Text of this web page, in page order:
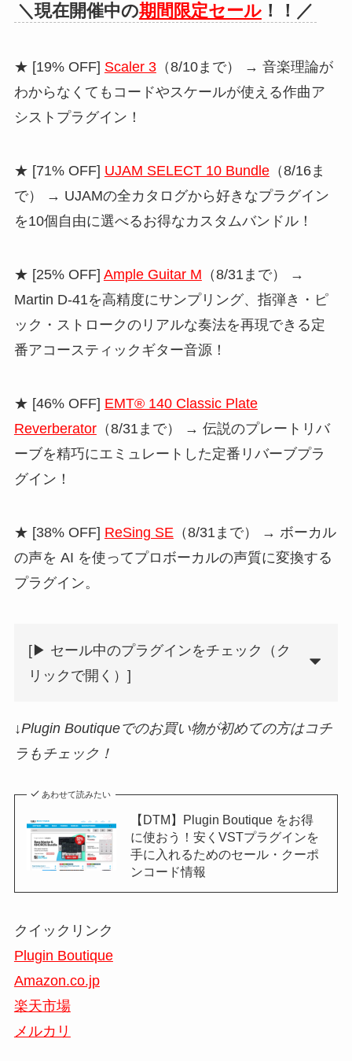
＼現在開催中の期間限定セール！！／
★ [19% OFF] Scaler 3（8/10まで） → 音楽理論が
わからなくてもコードやスケールが使える作曲ア
シストプラグイン！
★ [71% OFF] UJAM SELECT 10 Bundle（8/16ま
で） → UJAMの全カタログから好きなプラグイン
を10個自由に選べるお得なカスタムバンドル！
★ [25% OFF] Ample Guitar M （8/31まで） →
Martin D-41を高精度にサンプリング、指弾き・ピ
ック・ストロークのリアルな奏法を再現できる定
番アコースティックギター音源！
★ [46% OFF] EMT® 140 Classic Plate
Reverberator（8/31まで） → 伝説のプレートリバ
ーブを精巧にエミュレートした定番リバーブプラ
グイン！
★ [38% OFF] ReSing SE （8/31まで） → ボーカル
の声を AI を使ってプロボーカルの声質に変換する
プラグイン。
[▶︎ セール中のプラグインをチェック（ク
リックで開く）]
↓Plugin Boutiqueでのお買い物が初めての方はコチ
ラもチェック！
あわせて読みたい
【DTM】Plugin Boutique をお得
に使おう！安くVSTプラグインを
手に入れるためのセール・クーポ
ンコード情報
クイックリンク
Plugin Boutique
Amazon.co.jp
楽天市場
メルカリ